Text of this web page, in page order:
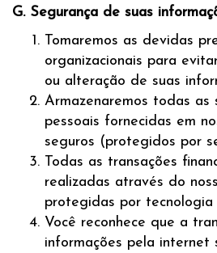
G. Segurança de suas
Tomaremos as devidas
organizacionais para
ou alteração de suas
Armazenaremos todas as
pessoais fornecidas em
seguros (protegidos por
Todas as transações
realizadas através do
protegidas por
Você reconhece que a
informações pela internet